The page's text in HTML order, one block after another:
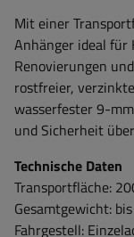
Mit einer
Anhänger ideal für
Renovierungen
rostfreier,
wasserfester 9-
und Sicherheit
Technische Daten
Transportfläche:
Gesamtgewicht:
Fahrgestell: